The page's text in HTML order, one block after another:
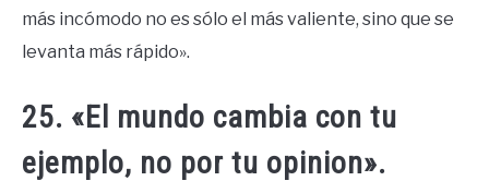
más incómodo no es sólo el más valiente, sino que se
levanta más rápido».
25. «El mundo cambia con tu
ejemplo, no por tu opinion».